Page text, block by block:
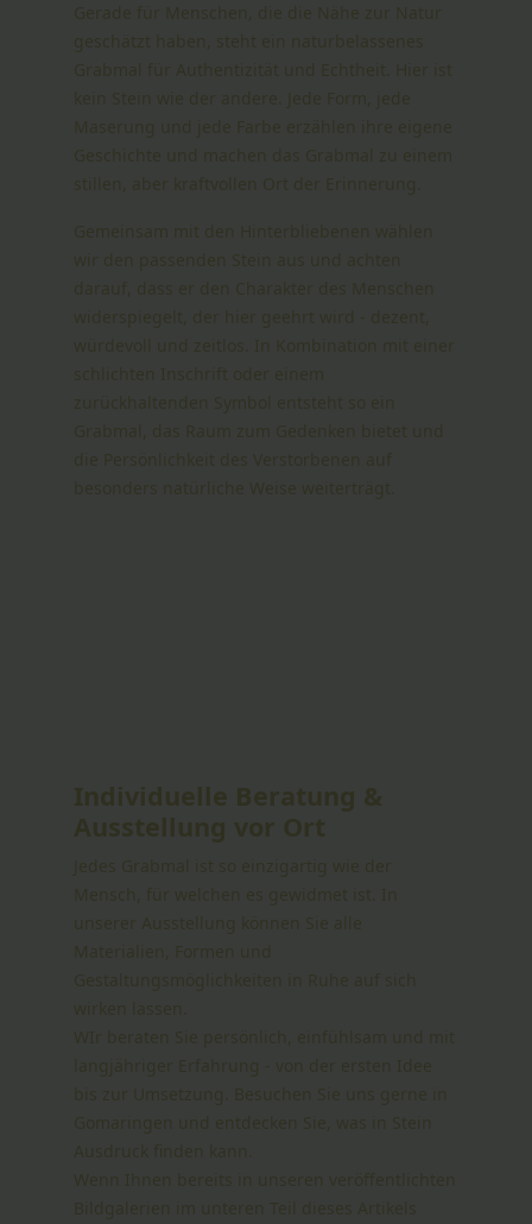
Gerade für Menschen, die die Nähe zur Natur
geschätzt haben, steht ein naturbelassenes
Grabmal für Authentizität und Echtheit. Hier ist
kein Stein wie der andere. Jede Form, jede
Maserung und jede Farbe erzählen ihre eigene
Geschichte und machen das Grabmal zu einem
stillen, aber kraftvollen Ort der Erinnerung.
Gemeinsam mit den Hinterbliebenen wählen
wir den passenden Stein aus und achten
darauf, dass er den Charakter des Menschen
widerspiegelt, der hier geehrt wird - dezent,
würdevoll und zeitlos. In Kombination mit einer
schlichten Inschrift oder einem
zurückhaltenden Symbol entsteht so ein
Grabmal, das Raum zum Gedenken bietet und
die Persönlichkeit des Verstorbenen auf
besonders natürliche Weise weiterträgt.
Individuelle Beratung &
Ausstellung vor Ort
Jedes Grabmal ist so einzigartig wie der
Mensch, für welchen es gewidmet ist. In
unserer Ausstellung können Sie alle
Materialien, Formen und
Gestaltungsmöglichkeiten in Ruhe auf sich
wirken lassen.
WIr beraten Sie persönlich, einfühlsam und mit
langjähriger Erfahrung - von der ersten Idee
bis zur Umsetzung. Besuchen Sie uns gerne in
Gomaringen und entdecken Sie, was in Stein
Ausdruck finden kann.
Wenn Ihnen bereits in unseren veröffentlichten
Bildgalerien im unteren Teil dieses Artikels